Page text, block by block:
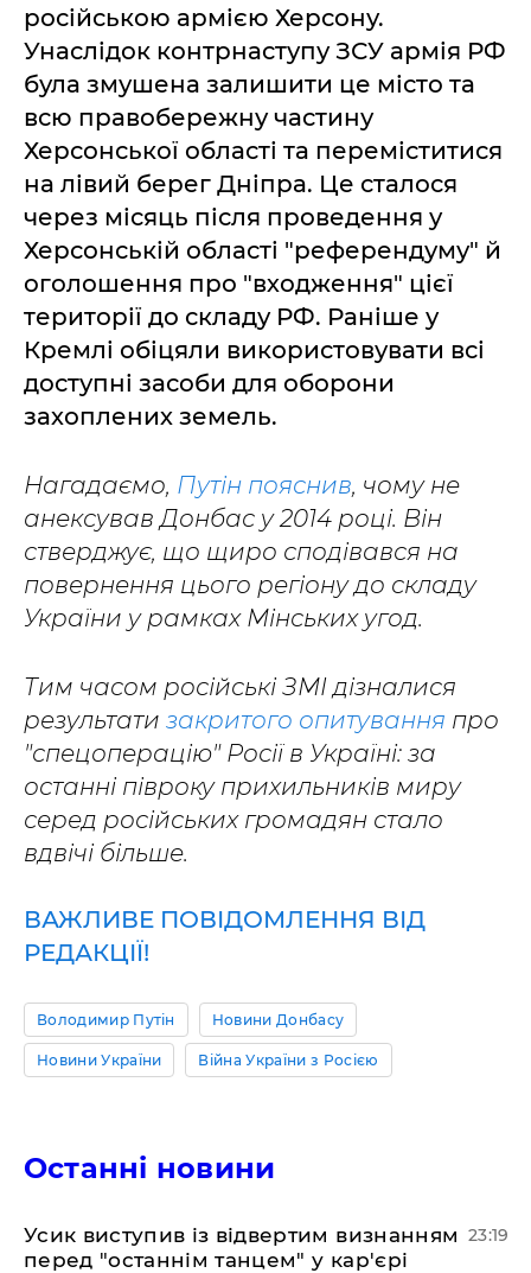
російською армією Херсону.
Унаслідок контрнаступу ЗСУ армія РФ
була змушена залишити це місто та
всю правобережну частину
Херсонської області та переміститися
на лівий берег Дніпра. Це сталося
через місяць після проведення у
Херсонській області "референдуму" й
оголошення про "входження" цієї
території до складу РФ. Раніше у
Кремлі обіцяли використовувати всі
доступні засоби для оборони
захоплених земель.
Нагадаємо, Путін пояснив, чому не
анексував Донбас у 2014 році. Він
стверджує, що щиро сподівався на
повернення цього регіону до складу
України у рамках Мінських угод.
Тим часом російські ЗМІ дізналися
результати закритого опитування про
"спецоперацію" Росії в Україні: за
останні півроку прихильників миру
серед російських громадян стало
вдвічі більше.
ВАЖЛИВЕ ПОВІДОМЛЕННЯ ВІД
РЕДАКЦІЇ!
Володимир Путін Новини Донбасу
Новини України Війна України з Росією
Останні новини
​Усик виступив із відвертим визнанням
перед "останнім танцем" у кар'єрі
23:19